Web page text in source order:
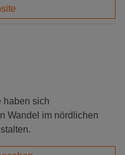
haben sich
Wandel im nördlichen